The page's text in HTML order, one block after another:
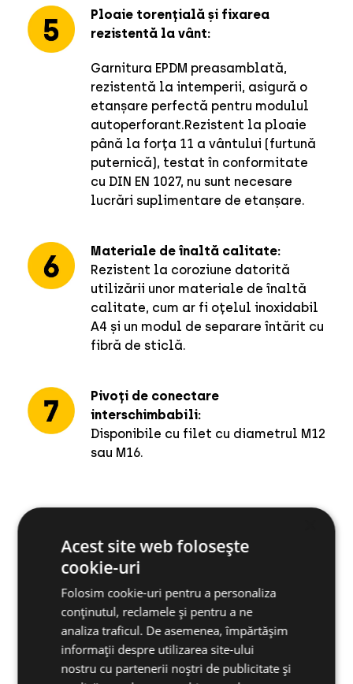
Ploaie torențială și fixarea
rezistentă la vânt:
Garnitura EPDM preasamblată,
rezistentă la intemperii, asigură o
etanșare perfectă pentru modulul
autoperforant.Rezistent la ploaie
până la forța 11 a vântului (furtună
puternică), testat în conformitate
cu DIN EN 1027, nu sunt necesare
lucrări suplimentare de etanșare.
Materiale de înaltă calitate:
Rezistent la coroziune datorită
utilizării unor materiale de înaltă
calitate, cum ar fi oțelul inoxidabil
A4 și un modul de separare întărit cu
fibră de sticlă.
Pivoți de conectare
interschimbabili:
Disponibile cu filet cu diametrul M12
sau M16.
Instalare rapidă cu
ResiTHERM® 16 și 12
Video ResiTHERM® 16 fixare în beton
Acest site web folosește
cookie-uri
Folosim cookie-uri pentru a personaliza
conținutul, reclamele și pentru a ne
analiza traficul. De asemenea, împărtășim
informații despre utilizarea site-ului
nostru cu partenerii noștri de publicitate și